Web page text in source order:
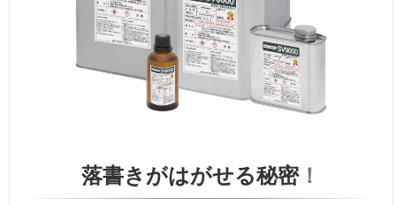
落書きがはがせる秘密！